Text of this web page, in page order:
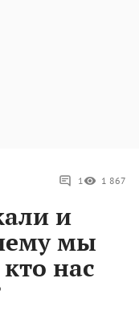
1 1 867
и
мы
нас